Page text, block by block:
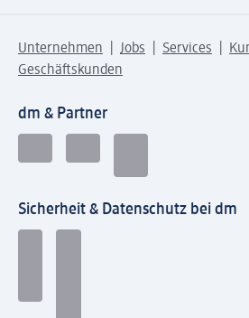
Unternehmen Jobs Services
Geschäftskunden
dm & Partner
Sicherheit & Datenschutz bei dm